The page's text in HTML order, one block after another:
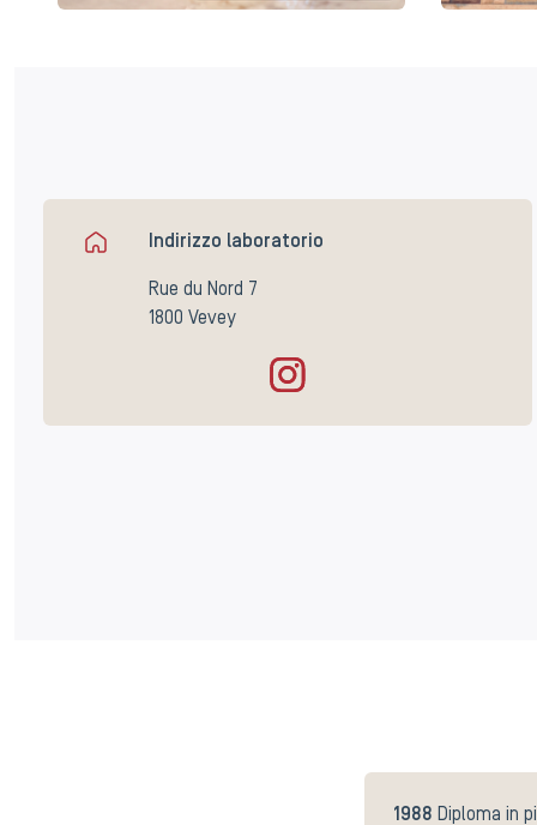
Indirizzo laboratorio
Rue du Nord 7
1800 Vevey
1988 Diploma in